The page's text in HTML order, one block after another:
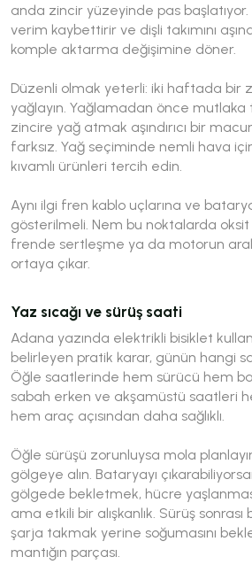
anda zincir yüzeyinde pas başlatıyor.
verim kaybettirir ve dişli takımını
komple aktarma değişimine döner.
Düzenli olmak yeterli: iki haftada bir
yağlayın. Yağlamadan önce mutlaka
zincire yağ atmak aşındırıcı bir
farksız. Yağ seçiminde nemli hava
kıvamlı ürünleri tercih edin.
Aynı ilgi fren kablo uçlarına ve
gösterilmeli. Nem bu noktalarda oksit
frende sertleşme ya da motorun
ortaya çıkar.
Yaz sıcağı ve sürüş saati
Adana yazında elektrikli bisiklet
belirleyen pratik karar, günün hangi
Öğle saatlerinde hem sürücü hem
sabah erken ve akşamüstü saatleri
hem araç açısından daha sağlıklı.
Öğle sürüşü zorunluysa mola
gölgeye alın. Bataryayı
gölgede bekletmek, hücre
ama etkili bir alışkanlık. Sürüş
şarja takmak yerine soğumasını
mantığın parçası.